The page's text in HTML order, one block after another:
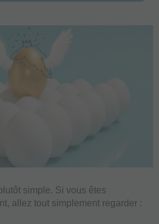
simple. Si vous êtes
allez tout simplement regarder :